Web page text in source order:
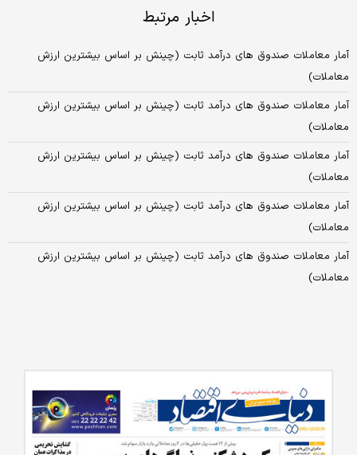
اخبار مرتبط
آمار معاملات صندوق های درآمد ثابت (چینش بر اساس بیشترین ارزش
معاملات)
آمار معاملات صندوق های درآمد ثابت (چینش بر اساس بیشترین ارزش
معاملات)
آمار معاملات صندوق های درآمد ثابت (چینش بر اساس بیشترین ارزش
معاملات)
آمار معاملات صندوق های درآمد ثابت (چینش بر اساس بیشترین ارزش
معاملات)
آمار معاملات صندوق های درآمد ثابت (چینش بر اساس بیشترین ارزش
معاملات)